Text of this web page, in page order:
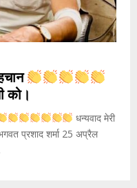
को।
धन्यवाद मेरी
प्रशाद शर्मा 25 अप्रैल